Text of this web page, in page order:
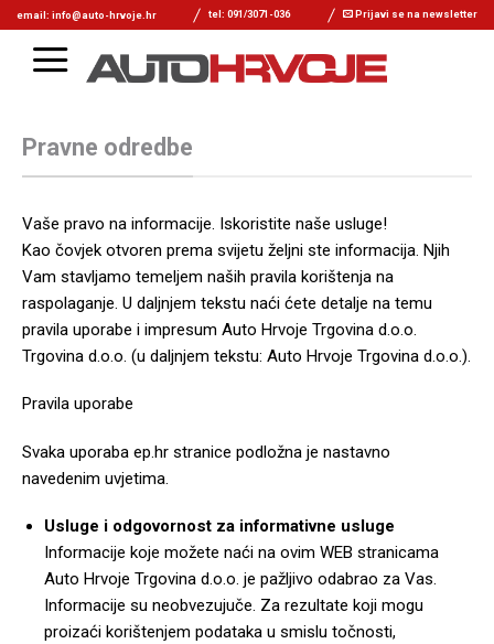
email: info@auto-hrvoje.hr tel: 091/3071-036 Prijavi se na newsletter
Pravne odredbe
Vaše pravo na informacije. Iskoristite naše usluge!
Kao čovjek otvoren prema svijetu željni ste informacija. Njih
Vam stavljamo temeljem naših pravila korištenja na
raspolaganje. U daljnjem tekstu naći ćete detalje na temu
pravila uporabe i impresum Auto Hrvoje Trgovina d.o.o.
Trgovina d.o.o. (u daljnjem tekstu: Auto Hrvoje Trgovina d.o.o.).
Pravila uporabe
Svaka uporaba ep.hr stranice podložna je nastavno
navedenim uvjetima.
Usluge i odgovornost za informativne usluge
Informacije koje možete naći na ovim WEB stranicama
Auto Hrvoje Trgovina d.o.o. je pažljivo odabrao za Vas.
Informacije su neobvezujuče. Za rezultate koji mogu
proizaći korištenjem podataka u smislu točnosti,